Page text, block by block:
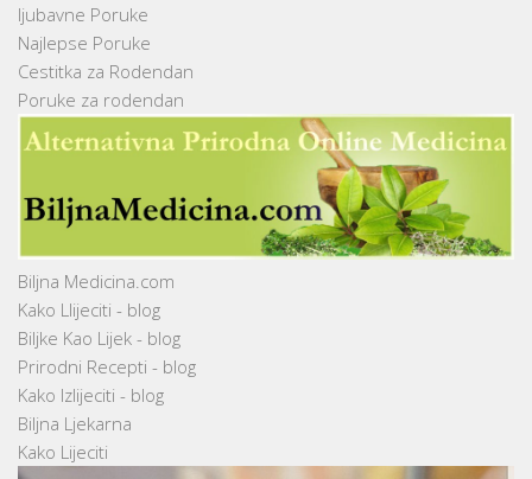
ljubavne Poruke
Najlepse Poruke
Cestitka za Rodendan
Poruke za rodendan
Biljna Medicina.com
Kako Llijeciti - blog
Biljke Kao Lijek - blog
Prirodni Recepti - blog
Kako Izlijeciti - blog
Biljna Ljekarna
Kako Lijeciti